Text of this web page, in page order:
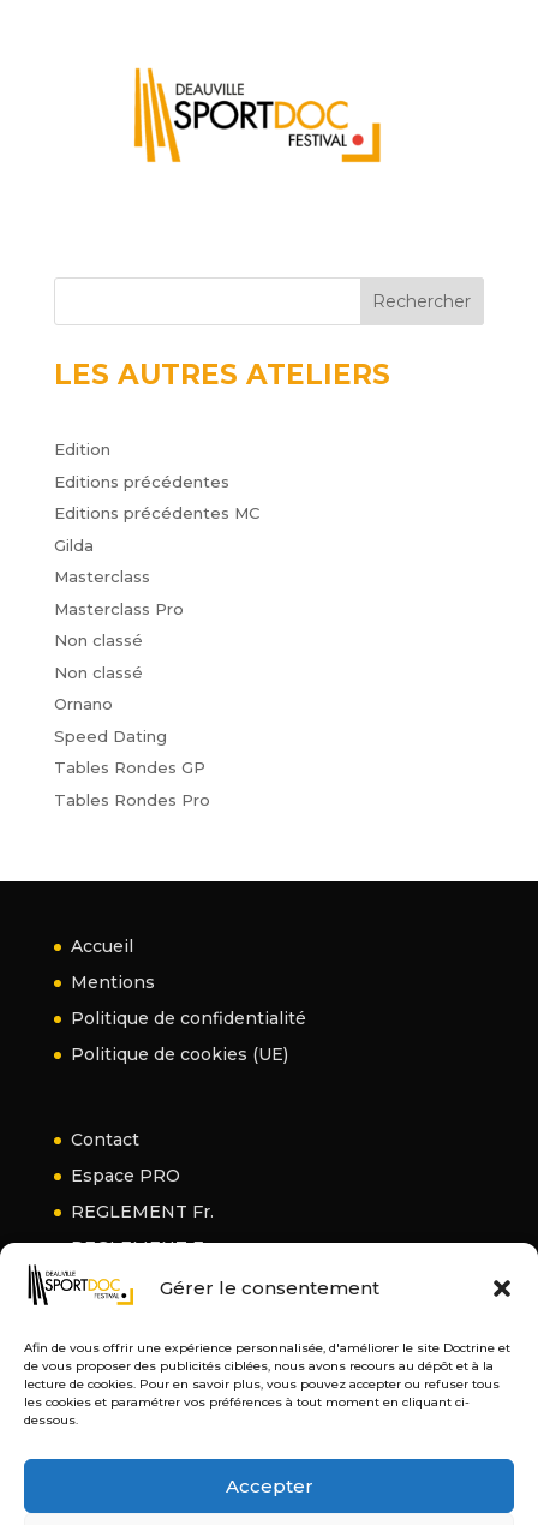
Gérer le consentement
Afin de vous offrir une expérience personnalisée, d'améliorer le site Doctrine et
de vous proposer des publicités ciblées, nous avons recours au dépôt et à la
lecture de cookies. Pour en savoir plus, vous pouvez accepter ou refuser tous
les cookies et paramétrer vos préférences à tout moment en cliquant ci-
dessous.
Accepter
Rechercher
LES AUTRES ATELIERS
Edition
Editions précédentes
Editions précédentes MC
Gilda
Masterclass
Masterclass Pro
Non classé
Non classé
Ornano
Speed Dating
Tables Rondes GP
Tables Rondes Pro
Accueil
Mentions
Politique de confidentialité
Politique de cookies (UE)
Contact
Espace PRO
REGLEMENT Fr.
REGLEMENT En.